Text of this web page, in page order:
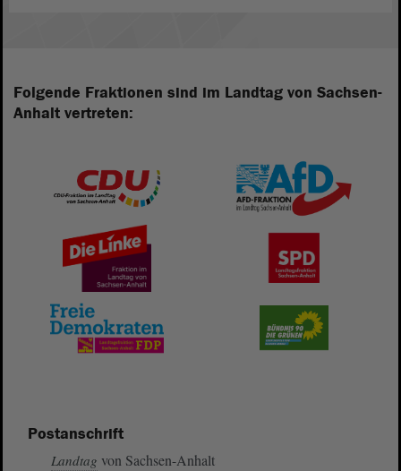
Folgende Fraktionen sind im Landtag von Sachsen-
Anhalt vertreten:
Postanschrift
Landtag von Sachsen-Anhalt